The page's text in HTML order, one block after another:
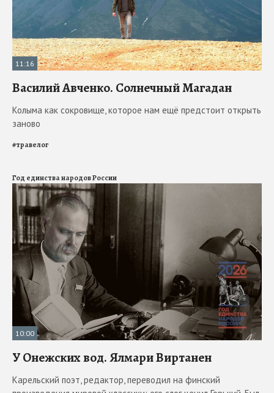
11:16
Василий Авченко. Солнечный Магадан
Колыма как сокровище, которое нам ещё предстоит открыть
заново
#травелог
Год единства народов России
10:00
У Онежских вод. Ялмари Виртанен
Карельский поэт, редактор, переводил на финский